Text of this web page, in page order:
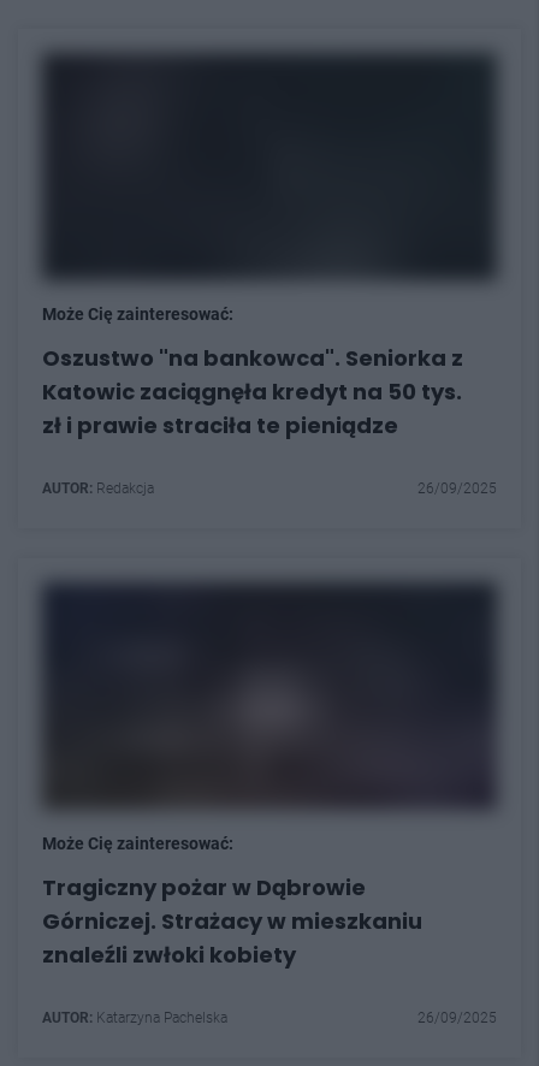
Może Cię zainteresować:
Oszustwo "na bankowca". Seniorka z
Katowic zaciągnęła kredyt na 50 tys.
zł i prawie straciła te pieniądze
AUTOR: Redakcja 26/09/2025
Może Cię zainteresować:
Tragiczny pożar w Dąbrowie
Górniczej. Strażacy w mieszkaniu
znaleźli zwłoki kobiety
AUTOR: Katarzyna Pachelska 26/09/2025